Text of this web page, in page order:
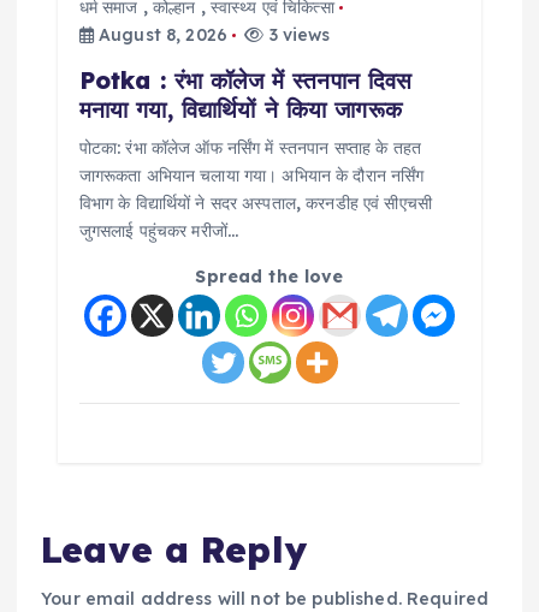
धर्म समाज ,कोल्हान , स्वास्थ्य एवं चिकित्सा
August 8, 2026
3 views
Potka : रंभा कॉलेज में स्तनपान दिवस
मनाया गया, विद्यार्थियों ने किया जागरूक
पोटका: रंभा कॉलेज ऑफ नर्सिंग में स्तनपान सप्ताह के तहत
जागरूकता अभियान चलाया गया। अभियान के दौरान नर्सिंग
विभाग के विद्यार्थियों ने सदर अस्पताल, करनडीह एवं सीएचसी
जुगसलाई पहुंचकर मरीजों…
Spread the love
Leave a Reply
Your email address will not be published. Required